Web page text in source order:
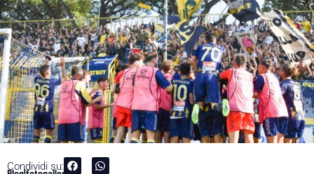
Condividi su: